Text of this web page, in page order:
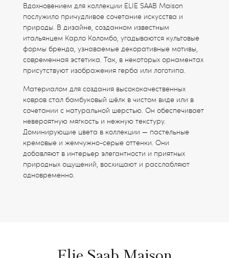
Вдохновением для коллекции ELIE SAAB Maison
послужило причудливое сочетание искусства и
природы. В дизайне, созданном известным
итальянцем Карло Коломбо, угадываются культовые
формы бренда, узнаваемые декоративные мотивы,
современная эстетика. Так, в некоторых орнаментах
присутствуют изображения герба или логотипа.
Материалом для создания высококачественных
ковров стал бамбуковый шёлк в чистом виде или в
сочетании с натуральной шерстью. Он обеспечивает
невероятную мягкость и нежную текстуру.
Доминирующие цвета в коллекции — пастельные
кремовые и жемчужно-серые оттенки. Они
добавляют в интерьер элегантности и приятных
природных ощущений, восхищают и расслабляют
одновременно.